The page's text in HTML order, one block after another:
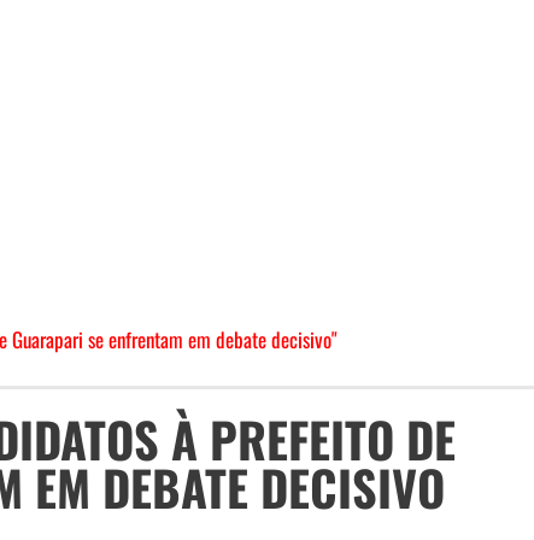
se enfrentam em debate decisivo"
À PREFEITO DE
EM DEBATE DECISIVO